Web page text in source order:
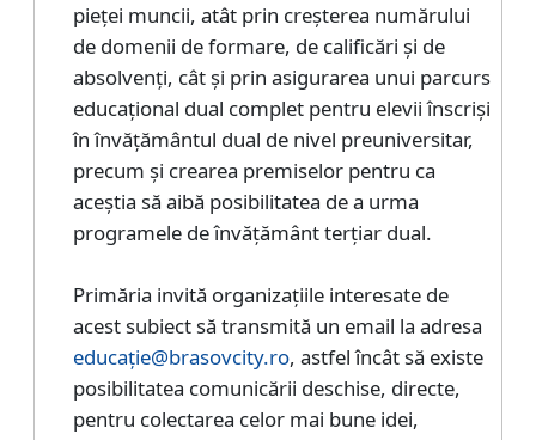
pieței muncii, atât prin creșterea numărului
de domenii de formare, de calificări și de
absolvenți, cât și prin asigurarea unui parcurs
educațional dual complet pentru elevii înscriși
în învățământul dual de nivel preuniversitar,
precum și crearea premiselor pentru ca
aceștia să aibă posibilitatea de a urma
programele de învățământ terțiar dual.
Primăria invită organizațiile interesate de
acest subiect să transmită un email la adresa
educație@brasovcity.ro, astfel încât să existe
posibilitatea comunicării deschise, directe,
pentru colectarea celor mai bune idei,